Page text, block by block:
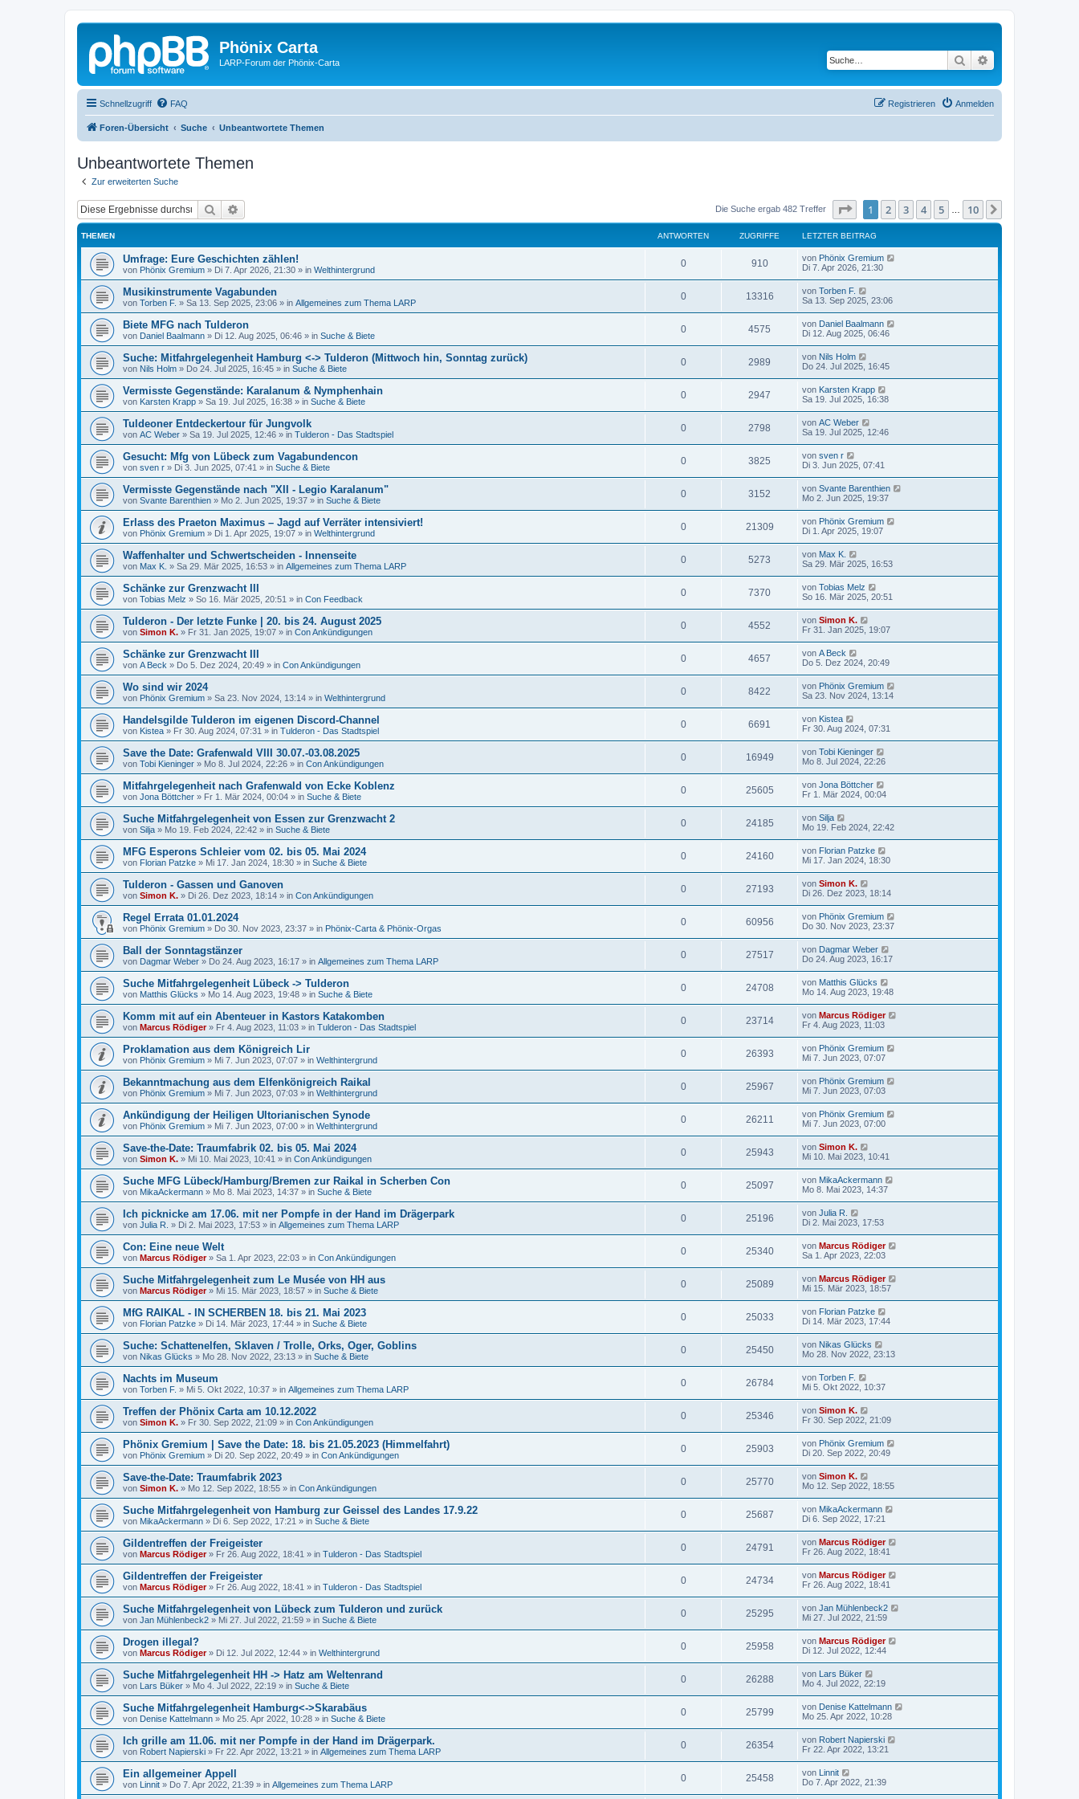
Phönix Carta
LARP-Forum der Phönix-Carta Suche
Schnellzugriff FAQ Anmelden
Registrieren
Foren-Übersicht Suche Unbeantwortete Themen
Unbeantwortete Themen
Zur erweiterten Suche
Suche Die Suche ergab 482 Treffer Seite von10
1 2 3 4 5 10
THEMEN ANTWORTEN ZUGRIFFE LETZTER BEITRAG
Umfrage: Eure Geschichten zählen!
von Phönix Gremium » Di 7. Apr 2026, 21:30 » in Welthintergrund
0 910 von Phönix Gremium
Di 7. Apr 2026, 21:30
Musikinstrumente Vagabunden
von Torben F. » Sa 13. Sep 2025, 23:06 » in Allgemeines zum Thema LARP
0 13316 von Torben F.
Sa 13. Sep 2025, 23:06
Biete MFG nach Tulderon
von Daniel Baalmann » Di 12. Aug 2025, 06:46 » in Suche & Biete
0 4575 von Daniel Baalmann
Di 12. Aug 2025, 06:46
Suche: Mitfahrgelegenheit Hamburg <-> Tulderon (Mittwoch hin, Sonntag zurück)
von Nils Holm » Do 24. Jul 2025, 16:45 » in Suche & Biete
0 2989 von Nils Holm
Do 24. Jul 2025, 16:45
Vermisste Gegenstände: Karalanum & Nymphenhain
von Karsten Krapp » Sa 19. Jul 2025, 16:38 » in Suche & Biete
0 2947 von Karsten Krapp
Sa 19. Jul 2025, 16:38
Tuldeoner Entdeckertour für Jungvolk
von AC Weber » Sa 19. Jul 2025, 12:46 » in Tulderon - Das Stadtspiel
0 2798 von AC Weber
Sa 19. Jul 2025, 12:46
Gesucht: Mfg von Lübeck zum Vagabundencon
von sven r » Di 3. Jun 2025, 07:41 » in Suche & Biete
0 3825 von sven r
Di 3. Jun 2025, 07:41
Vermisste Gegenstände nach "XII - Legio Karalanum"
von Svante Barenthien » Mo 2. Jun 2025, 19:37 » in Suche & Biete
0 3152 von Svante Barenthien
Mo 2. Jun 2025, 19:37
Erlass des Praeton Maximus – Jagd auf Verräter intensiviert!
von Phönix Gremium » Di 1. Apr 2025, 19:07 » in Welthintergrund
0 21309 von Phönix Gremium
Di 1. Apr 2025, 19:07
Waffenhalter und Schwertscheiden - Innenseite
von Max K. » Sa 29. Mär 2025, 16:53 » in Allgemeines zum Thema LARP
0 5273 von Max K.
Sa 29. Mär 2025, 16:53
Schänke zur Grenzwacht III
von Tobias Melz » So 16. Mär 2025, 20:51 » in Con Feedback
0 7370 von Tobias Melz
So 16. Mär 2025, 20:51
Tulderon - Der letzte Funke | 20. bis 24. August 2025
von Simon K. » Fr 31. Jan 2025, 19:07 » in Con Ankündigungen
0 4552 von Simon K.
Fr 31. Jan 2025, 19:07
Schänke zur Grenzwacht III
von A Beck » Do 5. Dez 2024, 20:49 » in Con Ankündigungen
0 4657 von A Beck
Do 5. Dez 2024, 20:49
Wo sind wir 2024
von Phönix Gremium » Sa 23. Nov 2024, 13:14 » in Welthintergrund
0 8422 von Phönix Gremium
Sa 23. Nov 2024, 13:14
Handelsgilde Tulderon im eigenen Discord-Channel
von Kistea » Fr 30. Aug 2024, 07:31 » in Tulderon - Das Stadtspiel
0 6691 von Kistea
Fr 30. Aug 2024, 07:31
Save the Date: Grafenwald VIII 30.07.-03.08.2025
von Tobi Kieninger » Mo 8. Jul 2024, 22:26 » in Con Ankündigungen
0 16949 von Tobi Kieninger
Mo 8. Jul 2024, 22:26
Mitfahrgelegenheit nach Grafenwald von Ecke Koblenz
von Jona Böttcher » Fr 1. Mär 2024, 00:04 » in Suche & Biete
0 25605 von Jona Böttcher
Fr 1. Mär 2024, 00:04
Suche Mitfahrgelegenheit von Essen zur Grenzwacht 2
von Silja » Mo 19. Feb 2024, 22:42 » in Suche & Biete
0 24185 von Silja
Mo 19. Feb 2024, 22:42
MFG Esperons Schleier vom 02. bis 05. Mai 2024
von Florian Patzke » Mi 17. Jan 2024, 18:30 » in Suche & Biete
0 24160 von Florian Patzke
Mi 17. Jan 2024, 18:30
Tulderon - Gassen und Ganoven
von Simon K. » Di 26. Dez 2023, 18:14 » in Con Ankündigungen
0 27193 von Simon K.
Di 26. Dez 2023, 18:14
Regel Errata 01.01.2024
von Phönix Gremium » Do 30. Nov 2023, 23:37 » in Phönix-Carta & Phönix-Orgas
0 60956 von Phönix Gremium
Do 30. Nov 2023, 23:37
Ball der Sonntagstänzer
von Dagmar Weber » Do 24. Aug 2023, 16:17 » in Allgemeines zum Thema LARP
0 27517 von Dagmar Weber
Do 24. Aug 2023, 16:17
Suche Mitfahrgelegenheit Lübeck -> Tulderon
von Matthis Glücks » Mo 14. Aug 2023, 19:48 » in Suche & Biete
0 24708 von Matthis Glücks
Mo 14. Aug 2023, 19:48
Komm mit auf ein Abenteuer in Kastors Katakomben
von Marcus Rödiger» Fr 4. Aug 2023, 11:03 » in Tulderon - Das Stadtspiel
0 23714 von Marcus Rödiger
Fr 4. Aug 2023, 11:03
Proklamation aus dem Königreich Lir
von Phönix Gremium » Mi 7. Jun 2023, 07:07 » in Welthintergrund
0 26393 von Phönix Gremium
Mi 7. Jun 2023, 07:07
Bekanntmachung aus dem Elfenkönigreich Raikal
von Phönix Gremium » Mi 7. Jun 2023, 07:03 » in Welthintergrund
0 25967 von Phönix Gremium
Mi 7. Jun 2023, 07:03
Ankündigung der Heiligen Ultorianischen Synode
von Phönix Gremium » Mi 7. Jun 2023, 07:00 » in Welthintergrund
0 26211 von Phönix Gremium
Mi 7. Jun 2023, 07:00
Save-the-Date: Traumfabrik 02. bis 05. Mai 2024
von Simon K. » Mi 10. Mai 2023, 10:41 » in Con Ankündigungen
0 25943 von Simon K.
Mi 10. Mai 2023, 10:41
Suche MFG Lübeck/Hamburg/Bremen zur Raikal in Scherben Con
von MikaAckermann » Mo 8. Mai 2023, 14:37 » in Suche & Biete
0 25097 von MikaAckermann
Mo 8. Mai 2023, 14:37
Ich picknicke am 17.06. mit ner Pompfe in der Hand im Drägerpark
von Julia R. » Di 2. Mai 2023, 17:53 » in Allgemeines zum Thema LARP
0 25196 von Julia R.
Di 2. Mai 2023, 17:53
Con: Eine neue Welt
von Marcus Rödiger» Sa 1. Apr 2023, 22:03 » in Con Ankündigungen
0 25340 von Marcus Rödiger
Sa 1. Apr 2023, 22:03
Suche Mitfahrgelegenheit zum Le Musée von HH aus
von Marcus Rödiger» Mi 15. Mär 2023, 18:57 » in Suche & Biete
0 25089 von Marcus Rödiger
Mi 15. Mär 2023, 18:57
MfG RAIKAL - IN SCHERBEN 18. bis 21. Mai 2023
von Florian Patzke » Di 14. Mär 2023, 17:44 » in Suche & Biete
0 25033 von Florian Patzke
Di 14. Mär 2023, 17:44
Suche: Schattenelfen, Sklaven / Trolle, Orks, Oger, Goblins
von Nikas Glücks » Mo 28. Nov 2022, 23:13 » in Suche & Biete
0 25450 von Nikas Glücks
Mo 28. Nov 2022, 23:13
Nachts im Museum
von Torben F. » Mi 5. Okt 2022, 10:37 » in Allgemeines zum Thema LARP
0 26784 von Torben F.
Mi 5. Okt 2022, 10:37
Treffen der Phönix Carta am 10.12.2022
von Simon K. » Fr 30. Sep 2022, 21:09 » in Con Ankündigungen
0 25346 von Simon K.
Fr 30. Sep 2022, 21:09
Phönix Gremium | Save the Date: 18. bis 21.05.2023 (Himmelfahrt)
von Phönix Gremium » Di 20. Sep 2022, 20:49 » in Con Ankündigungen
0 25903 von Phönix Gremium
Di 20. Sep 2022, 20:49
Save-the-Date: Traumfabrik 2023
von Simon K. » Mo 12. Sep 2022, 18:55 » in Con Ankündigungen
0 25770 von Simon K.
Mo 12. Sep 2022, 18:55
Suche Mitfahrgelegenheit von Hamburg zur Geissel des Landes 17.9.22
von MikaAckermann » Di 6. Sep 2022, 17:21 » in Suche & Biete
0 25687 von MikaAckermann
Di 6. Sep 2022, 17:21
Gildentreffen der Freigeister
von Marcus Rödiger» Fr 26. Aug 2022, 18:41 » in Tulderon - Das Stadtspiel
0 24791 von Marcus Rödiger
Fr 26. Aug 2022, 18:41
Gildentreffen der Freigeister
von Marcus Rödiger» Fr 26. Aug 2022, 18:41 » in Tulderon - Das Stadtspiel
0 24734 von Marcus Rödiger
Fr 26. Aug 2022, 18:41
Suche Mitfahrgelegenheit von Lübeck zum Tulderon und zurück
von Jan Mühlenbeck2 » Mi 27. Jul 2022, 21:59 » in Suche & Biete
0 25295 von Jan Mühlenbeck2
Mi 27. Jul 2022, 21:59
Drogen illegal?
von Marcus Rödiger» Di 12. Jul 2022, 12:44 » in Welthintergrund
0 25958 von Marcus Rödiger
Di 12. Jul 2022, 12:44
Suche Mitfahrgelegenheit HH -> Hatz am Weltenrand
von Lars Büker » Mo 4. Jul 2022, 22:19 » in Suche & Biete
0 26288 von Lars Büker
Mo 4. Jul 2022, 22:19
Suche Mitfahrgelegenheit Hamburg<->Skarabäus
von Denise Kattelmann » Mo 25. Apr 2022, 10:28 » in Suche & Biete
0 25799 von Denise Kattelmann
Mo 25. Apr 2022, 10:28
Ich grille am 11.06. mit ner Pompfe in der Hand im Drägerpark.
von Robert Napierski » Fr 22. Apr 2022, 13:21 » in Allgemeines zum Thema LARP
0 26354 von Robert Napierski
Fr 22. Apr 2022, 13:21
Ein allgemeiner Appell
von Linnit » Do 7. Apr 2022, 21:39 » in Allgemeines zum Thema LARP
0 25458 von Linnit
Do 7. Apr 2022, 21:39